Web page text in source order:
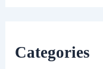
o
Categories